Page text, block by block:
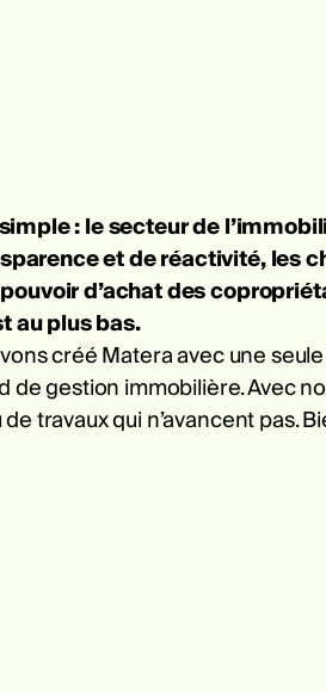
: le secteur de
et de réactivité, les
d’achat des
au plus bas.
créé Matera avec une
de gestion immobilière. Avec
travaux qui n’avancent pas.